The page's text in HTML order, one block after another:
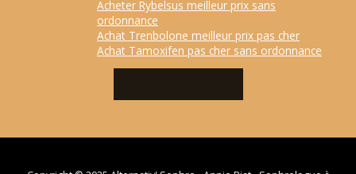
Acheter Rybelsus meilleur prix sans
ordonnance
Achat Trenbolone meilleur prix pas cher
Achat Tamoxifen pas cher sans ordonnance